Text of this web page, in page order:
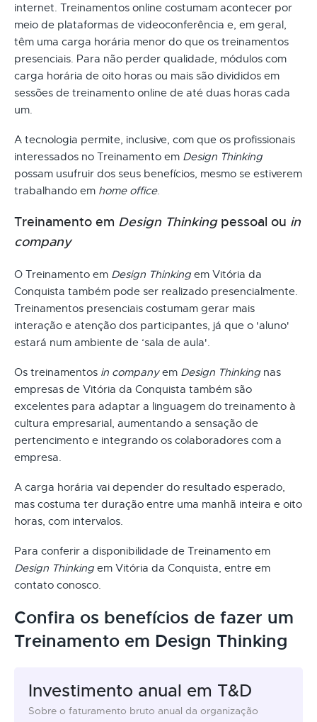
internet. Treinamentos online costumam acontecer por
meio de plataformas de videoconferência e, em geral,
têm uma carga horária menor do que os treinamentos
presenciais. Para não perder qualidade, módulos com
carga horária de oito horas ou mais são divididos em
sessões de treinamento online de até duas horas cada
um.
A tecnologia permite, inclusive, com que os profissionais
interessados no Treinamento em Design Thinking
possam usufruir dos seus benefícios, mesmo se estiverem
trabalhando em home office.
Treinamento em Design Thinkingpessoal ou in
company
O Treinamento em Design Thinking em Vitória da
Conquista também pode ser realizado presencialmente.
Treinamentos presenciais costumam gerar mais
interação e atenção dos participantes, já que o 'aluno'
estará num ambiente de ‘sala de aula'.
Os treinamentos in companyem Design Thinking nas
empresas de Vitória da Conquista também são
excelentes para adaptar a linguagem do treinamento à
cultura empresarial, aumentando a sensação de
pertencimento e integrando os colaboradores com a
empresa.
A carga horária vai depender do resultado esperado,
mas costuma ter duração entre uma manhã inteira e oito
horas, com intervalos.
Para conferir a disponibilidade de Treinamento em
Design Thinking em Vitória da Conquista, entre em
contato conosco.
Confira os benefícios de fazer um
Treinamento em Design Thinking
Investimento anual em T&D
Sobre o faturamento bruto anual da organização